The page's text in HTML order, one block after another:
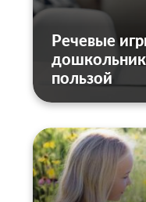
Речевые
пользой